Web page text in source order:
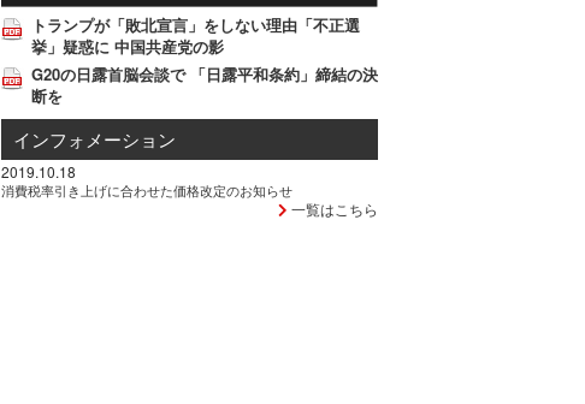
トランプが「敗北宣言」をしない理由「不正選
挙」疑惑に 中国共産党の影
G20の日露首脳会談で 「日露平和条約」締結の決
断を
インフォメーション
2019.10.18
消費税率引き上げに合わせた価格改定のお知らせ
一覧はこちら